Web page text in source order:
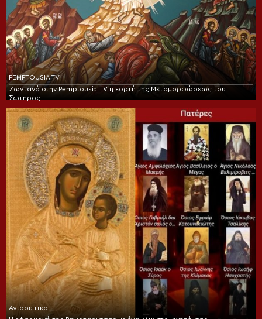
PEMPTOUSIA TV
Ζωντανά στην Pemptousia TV η εορτή της Μεταμορφώσεως του
Σωτήρος
Αγιορείτικα